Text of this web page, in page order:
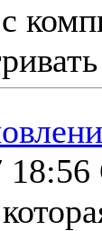
с
18:56